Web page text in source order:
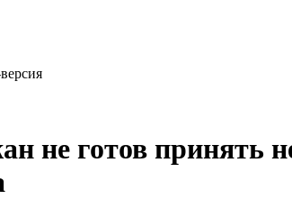
не готов принять